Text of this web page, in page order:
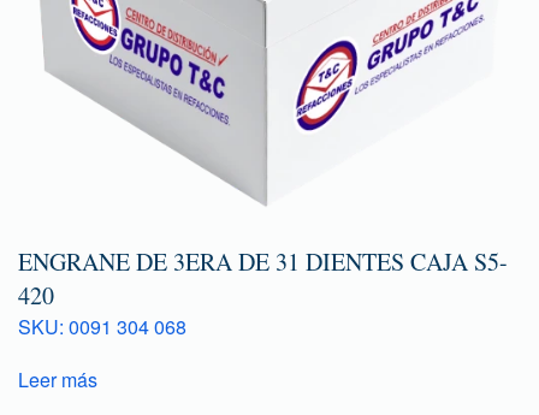
ENGRANE DE 3ERA DE 31 DIENTES CAJA S5-
420
SKU: 0091 304 068
Leer más